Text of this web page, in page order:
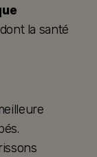
la santé